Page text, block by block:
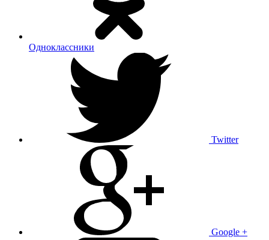
Одноклассники
Twitter
Google +